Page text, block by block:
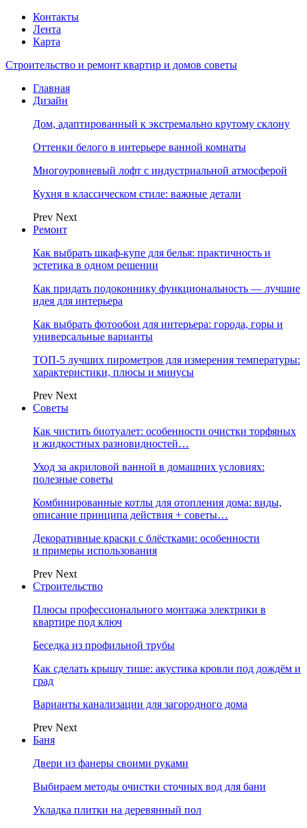
Контакты
Лента
Карта
Строительство и ремонт квартир и домов советы
Главная
Дизайн
Дом, адаптированный к экстремально крутому склону
Оттенки белого в интерьере ванной комнаты
Многоуровневый лофт с индустриальной атмосферой
Кухня в классическом стиле: важные детали
Prev Next
Ремонт
Как выбрать шкаф-купе для белья: практичность и
эстетика в одном решении
Как придать подоконнику функциональность — лучшие
идея для интерьера
Как выбрать фотообои для интерьера: города, горы и
универсальные варианты
ТОП-5 лучших пирометров для измерения температуры:
характеристики, плюсы и минусы
Prev Next
Советы
Как чистить биотуалет: особенности очистки торфяных
и жидкостных разновидностей…
Уход за акриловой ванной в домашних условиях:
полезные советы
Комбинированные котлы для отопления дома: виды,
описание принципа действия + советы…
Декоративные краски с блёстками: особенности
и примеры использования
Prev Next
Строительство
Плюсы профессионального монтажа электрики в
квартире под ключ
Беседка из профильной трубы
Как сделать крышу тише: акустика кровли под дождём и
град
Варианты канализации для загородного дома
Prev Next
Баня
Двери из фанеры своими руками
Выбираем методы очистки сточных вод для бани
Укладка плитки на деревянный пол